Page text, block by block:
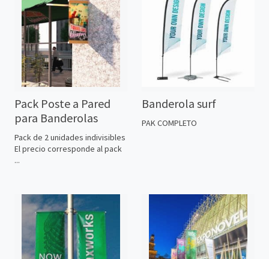
Pack Poste a Pared
para Banderolas
Pack de 2 unidades indivisibles
El precio corresponde al pack
...
Banderola surf
PAK COMPLETO